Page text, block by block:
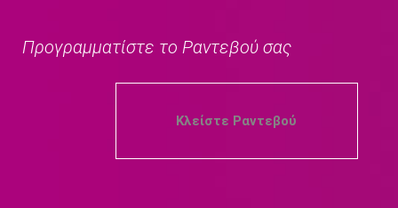
Προγραμματίστε το Ραντεβού σας
Κλείστε Ραντεβού